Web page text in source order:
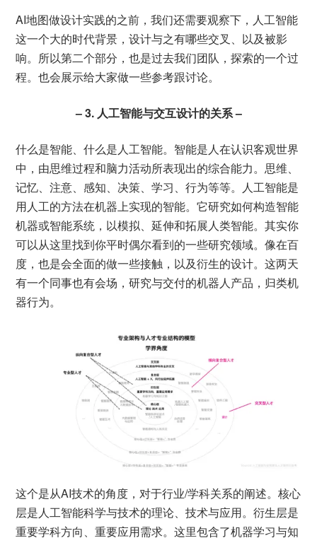
AI地图做设计实践的之前，我们还需要观察下，人工智能
这一个大的时代背景，设计与之有哪些交叉、以及被影
响。所以第二个部分，也是过去我们团队，探索的一个过
程。也会展示给大家做一些参考跟讨论。
– 3. 人工智能与交互设计的关系 –
什么是智能、什么是人工智能。智能是人在认识客观世界
中，由思维过程和脑力活动所表现出的综合能力。思维、
记忆、注意、感知、决策、学习、行为等等。人工智能是
用人工的方法在机器上实现的智能。它研究如何构造智能
机器或智能系统，以模拟、延伸和拓展人类智能。其实你
可以从这里找到你平时偶尔看到的一些研究领域。像在百
度，也是会全面的做一些接触，以及衍生的设计。这两天
有一个同事也有会场，研究与交付的机器人产品，归类机
器行为。
这个是从AI技术的角度，对于行业/学科关系的阐述。核心
层是人工智能科学与技术的理论、技术与应用。衍生层是
重要学科方向、重要应用需求。这里包含了机器学习与知